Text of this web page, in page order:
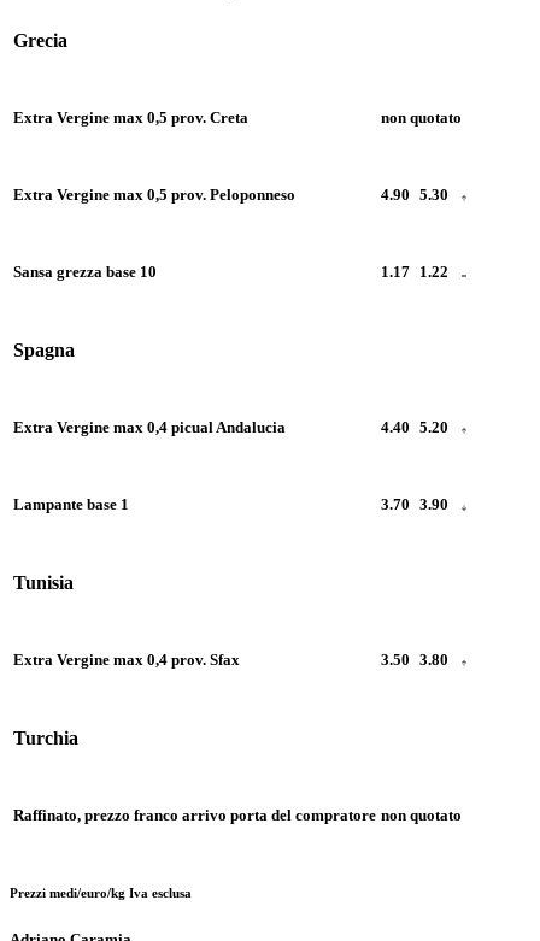
Grecia
Extra Vergine max 0,5 prov. Creta non quotato
Extra Vergine max 0,5 prov. Peloponneso 4.90 5.30
Sansa grezza base 10 1.17 1.22
Spagna
Extra Vergine max 0,4 picual Andalucia 4.40 5.20
Lampante base 1 3.70 3.90
Tunisia
Extra Vergine max 0,4 prov. Sfax 3.50 3.80
Turchia
Raffinato, prezzo franco arrivo porta del compratore non quotato
Prezzi medi/euro/kg Iva esclusa